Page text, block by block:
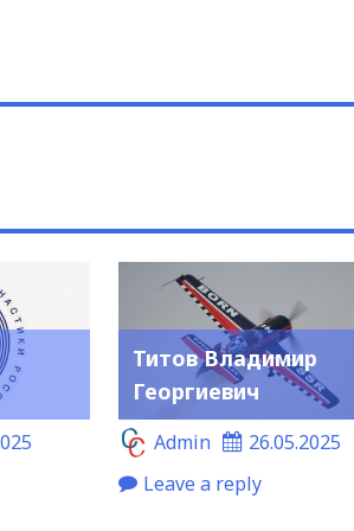
Титов Владимир
Георгиевич
Admin
26.05.2025
Leave a reply